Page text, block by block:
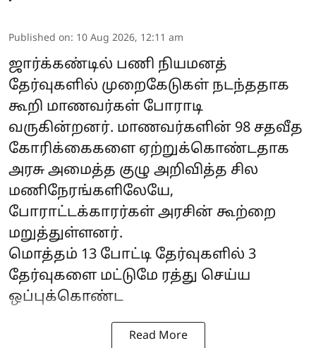
Published on: 10 Aug 2026, 12:11 am
ஜார்க்கண்டில் பணி நியமனத்
தேர்வுகளில் முறைகேடுகள் நடந்ததாக
கூறி மாணவர்கள் போராடி
வருகின்றனர். மாணவர்களின் 98 சதவீத
கோரிக்கைகளை ஏற்றுக்கொண்டதாக
அரசு அமைத்த குழு அறிவித்த சில
மணிநேரங்களிலேயே,
போராட்டக்காரர்கள் அரசின் கூற்றை
மறுத்துள்ளனர்.
மொத்தம் 13 போட்டி தேர்வுகளில் 3
தேர்வுகளை மட்டுமே ரத்து செய்ய
ஒப்புக்கொண்ட
Read More